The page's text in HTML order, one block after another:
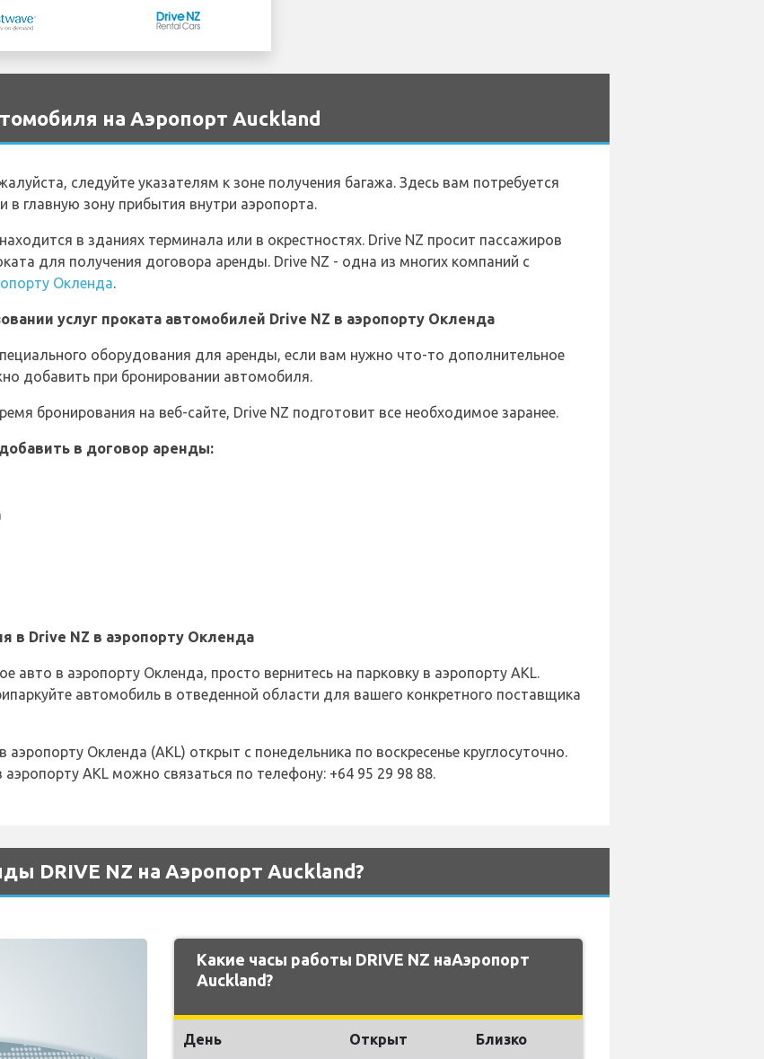
на Аэропорт Auckland
следуйте указателям к зоне получения багажа. Здесь вам потребуется
в главную зону прибытия внутри аэропорта.
в зданиях терминала или в окрестностях. Drive NZ просит пассажиров
для получения договора аренды. Drive NZ - одна из многих компаний с
Окленда.
услуг проката автомобилей Drive NZ в аэропорту Окленда
оборудования для аренды, если вам нужно что-то дополнительное
добавить при бронировании автомобиля.
бронирования на веб-сайте, Drive NZ подготовит все необходимое заранее.
в договор аренды:
в Drive NZ в аэропорту Окленда
авто в аэропорту Окленда, просто вернитесь на парковку в аэропорту AKL.
автомобиль в отведенной области для вашего конкретного поставщика
Окленда (AKL) открыт с понедельника по воскресенье круглосуточно.
AKL можно связаться по телефону: +64 95 29 98 88.
DRIVE NZ на Аэропорт Auckland?
Какие часы работы DRIVE NZ наАэропорт
Auckland?
День Открыт Близко